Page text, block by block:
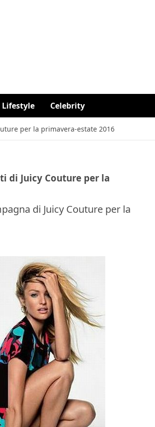
Lifestyle Celebrity
per la primavera-estate 2016
di Juicy Couture per la
di Juicy Couture per la